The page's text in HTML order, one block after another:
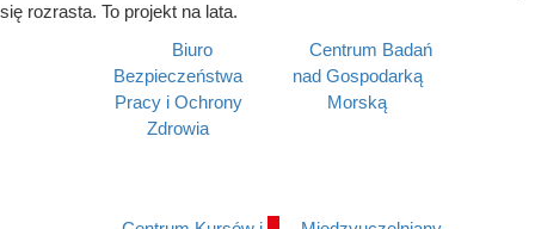
się rozrasta. To projekt na lata.
Biuro
Bezpieczeństwa
Pracy i Ochrony
Zdrowia
Centrum Badań
nad Gospodarką
Morską